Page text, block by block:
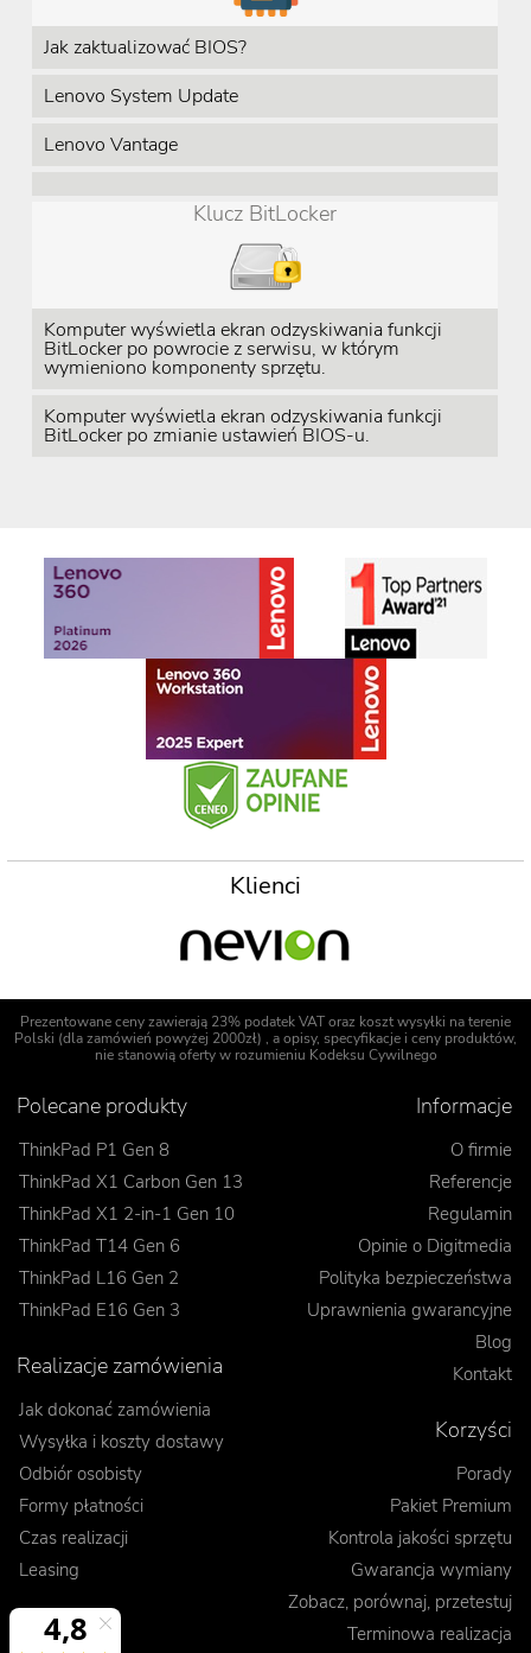
Jak zaktualizować BIOS?
Lenovo System Update
Lenovo Vantage
Klucz BitLocker
Komputer wyświetla ekran odzyskiwania funkcji
BitLocker po powrocie z serwisu, w którym
wymieniono komponenty sprzętu.
Komputer wyświetla ekran odzyskiwania funkcji
BitLocker po zmianie ustawień BIOS-u.
Klienci
Prezentowane ceny zawierają 23% podatek VAT oraz koszt wysyłki na terenie
Polski (dla zamówień powyżej 2000zł) , a opisy, specyfikacje i ceny produktów,
nie stanowią oferty w rozumieniu Kodeksu Cywilnego
Polecane produkty
ThinkPad P1 Gen 8
ThinkPad X1 Carbon Gen 13
ThinkPad X1 2-in-1 Gen 10
ThinkPad T14 Gen 6
ThinkPad L16 Gen 2
ThinkPad E16 Gen 3
Informacje
O firmie
Referencje
Regulamin
Opinie o Digitmedia
Polityka bezpieczeństwa
Uprawnienia gwarancyjne
Blog
Kontakt
Realizacje zamówienia
Jak dokonać zamówienia
Wysyłka i koszty dostawy
Odbiór osobisty
Formy płatności
Czas realizacji
Leasing
Korzyści
Porady
Pakiet Premium
Kontrola jakości sprzętu
Gwarancja wymiany
Zobacz, porównaj, przetestuj
Terminowa realizacja